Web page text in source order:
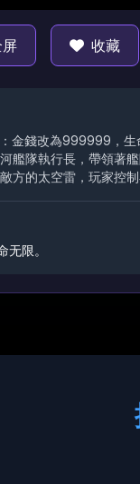
收藏
金錢改為999999，
艦隊執行長，帶領著
方的太空雷，玩家控
限。